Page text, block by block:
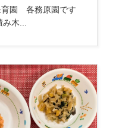
育園 各務原園です
み木...